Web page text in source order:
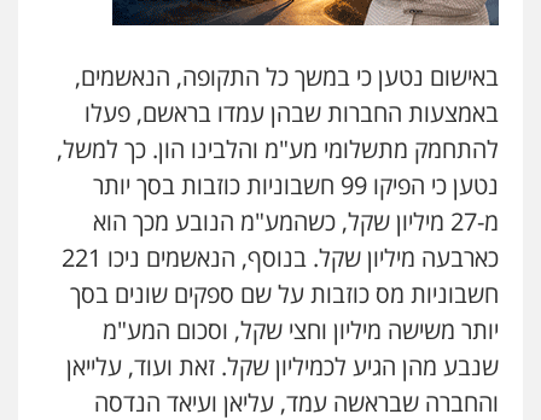
עו"ד דרוויש נאשף
פלילי פשיעה חמורה זכויות אדם
0527448141
עו"ד שילה ענבר
פלילי כלכלי מיסים הלבנת הון ייעוץ לעורכי
דין
0506216097
עו"ד נס בן נתן
פלילי כלכלי פשיעה חמורה נוער
0505555110
באישום נטען כי במשך כל התקופה, הנאשמים,
באמצעות החברות שבהן עמדו בראשם, פעלו
להתחמק מתשלומי מע"מ והלבינו הון. כך למשל,
נטען כי הפיקו 99 חשבוניות כוזבות בסך יותר
מ-27 מיליון שקל, כשהמע"מ הנובע מכך הוא
כארבעה מיליון שקל. בנוסף, הנאשמים ניכו 221
חשבוניות מס כוזבות על שם ספקים שונים בסך
יותר משישה מיליון וחצי שקל, וסכום המע"מ
שנבע מהן הגיע לכמיליון שקל. זאת ועוד, עלייאן
והחברה שבראשה עמד, עליאן ועיאד הנדסה